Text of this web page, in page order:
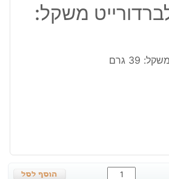
משקל:
39 גרם
כמות